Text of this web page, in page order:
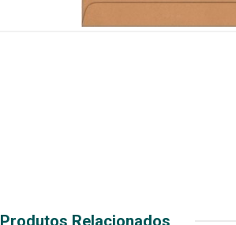
Produtos Relacionados